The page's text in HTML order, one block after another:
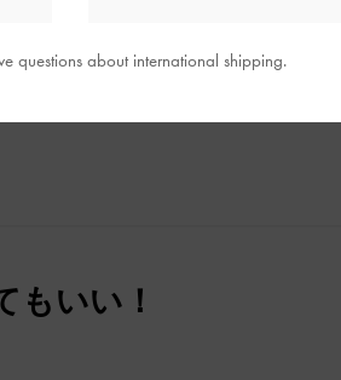
もいい！
questions about international shipping.